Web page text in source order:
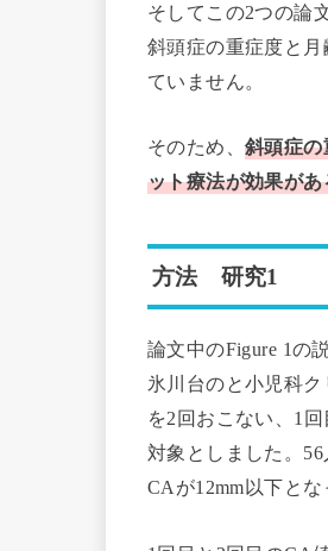
そしてこの2つの論
斜頭症の重症度と
ていません。
そのため、斜頭症
ット療法が効果があ
方法 研究1
論文中のFigure 1の
氷川台のと小児科
を2回おこない、1
対象としました。
CAが12mm以下と